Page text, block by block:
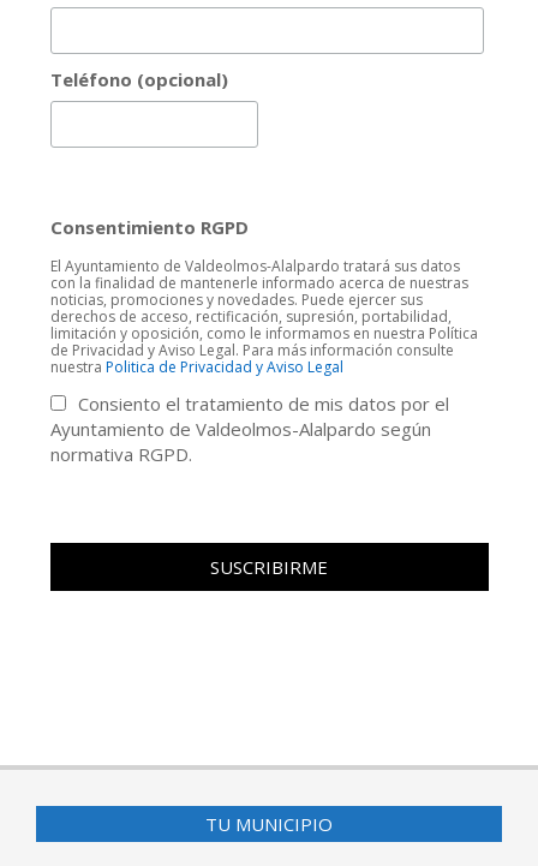
Teléfono (opcional)
Consentimiento RGPD
El Ayuntamiento de Valdeolmos-Alalpardo tratará sus datos
con la finalidad de mantenerle informado acerca de nuestras
noticias, promociones y novedades. Puede ejercer sus
derechos de acceso, rectificación, supresión, portabilidad,
limitación y oposición, como le informamos en nuestra Política
de Privacidad y Aviso Legal. Para más información consulte
nuestra Politica de Privacidad y Aviso Legal
Consiento el tratamiento de mis datos por el
Ayuntamiento de Valdeolmos-Alalpardo según
normativa RGPD.
TU MUNICIPIO